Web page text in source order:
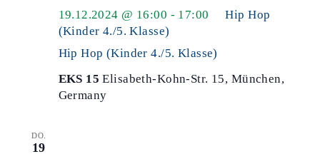
Hip Hop (Kinder 4./5. Klasse)
19.12.2024 @ 16:00 - 17:00
Hip Hop
(Kinder 4./5. Klasse)
EKS 15Elisabeth-Kohn-Str. 15, München,
Germany
DO.
19